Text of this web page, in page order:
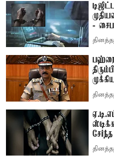
-